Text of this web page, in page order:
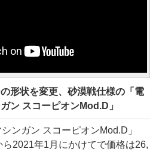
形状を変更、砂漠戦仕様の「電
ン スコーピオンMod.D」
ンガン スコーピオンMod.D」
2021年1月にかけてで価格は26,